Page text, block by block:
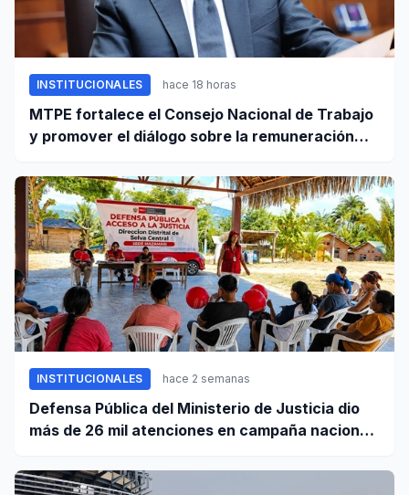
INSTITUCIONALES hace 18 horas
MTPE fortalece el Consejo Nacional de Trabajo
y promover el diálogo sobre la remuneración
INSTITUCIONALES hace 2 semanas
Defensa Pública del Ministerio de Justicia dio
más de 26 mil atenciones en campaña nacional